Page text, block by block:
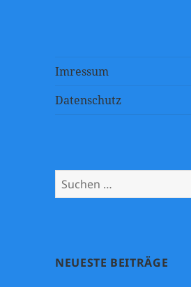
Imressum
Datenschutz
Suchen
nach:
NEUESTE BEITRÄGE